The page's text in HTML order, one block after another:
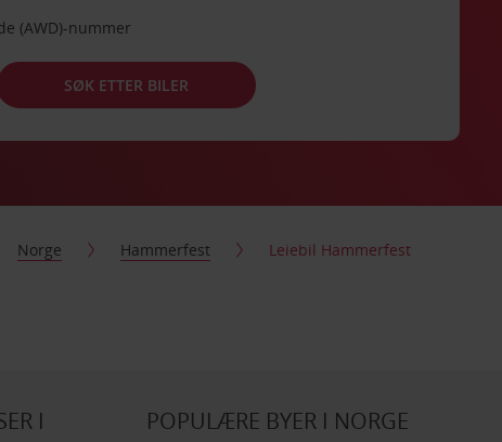
(AWD)-nummer
SØK ETTER BILER
Norge Hammerfest Leiebil Hammerfest
I
POPULÆRE BYER I NORGE